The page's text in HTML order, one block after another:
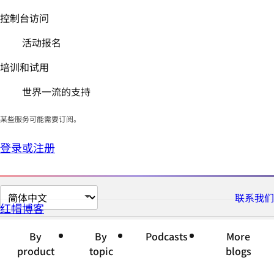
控制台访问
活动报名
培训和试用
世界一流的支持
某些服务可能需要订阅。
登录或注册
切
换
联系我们
红帽博客
By
product
By
topic
Podcasts
More
blogs